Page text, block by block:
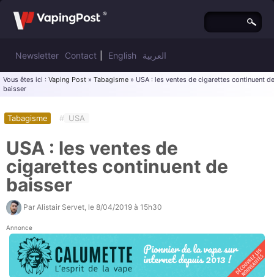
Newsletter Contact English العربية
Vous êtes ici : Vaping Post » Tabagisme » USA : les ventes de cigarettes continuent de
baisser
Tabagisme # USA
USA : les ventes de
cigarettes continuent de
baisser
Par Alistair Servet , le 8/04/2019 à 15h30
Annonce